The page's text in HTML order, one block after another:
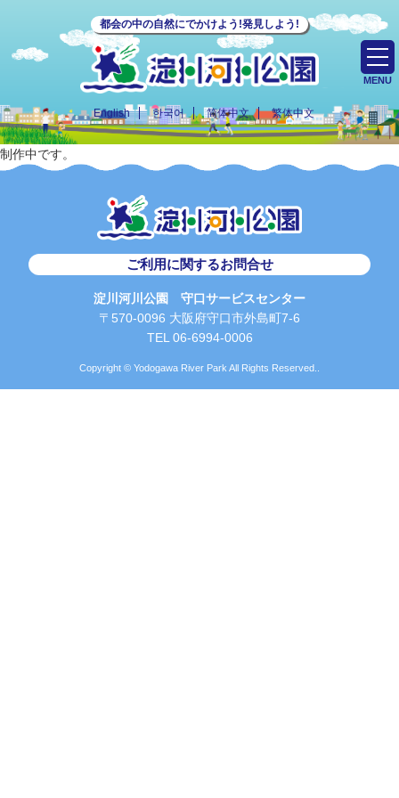
都会の中の自然にでかけよう!発見しよう!
English 한국어 简体中文 繁体中文
MENU
制作中です。
ご利用に関するお問合せ
淀川河川公園 守口サービスセンター
〒570-0096 大阪府守口市外島町7-6
TEL 06-6994-0006
Copyright © Yodogawa River Park All Rights Reserved..